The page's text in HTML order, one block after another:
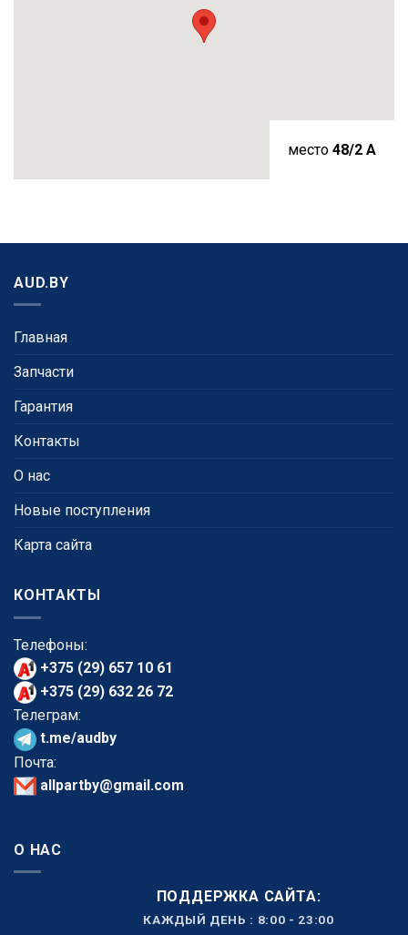
место 48/2 A
AUD.BY
Главная
Запчасти
Гарантия
Контакты
О нас
Новые поступления
Карта сайта
КОНТАКТЫ
Телефоны:
+375 (29) 657 10 61
+375 (29) 632 26 72
Телеграм:
t.me/audby
Почта:
allpartby@gmail.com
О НАС
ПОДДЕРЖКА САЙТА:
КАЖДЫЙ ДЕНЬ : 8:00 - 23:00